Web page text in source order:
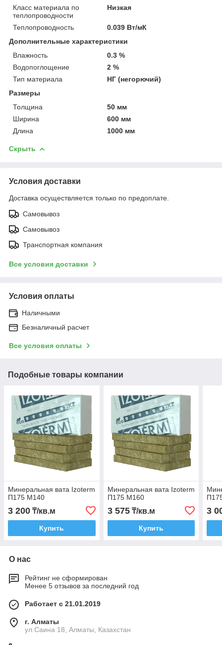
Класс материала по
теплопроводности
Низкая
Теплопроводность
0.039 Вт/мК
Дополнительные характеристики
Влажность
0.3 %
Водопоглощение
2 %
Тип материала
НГ (негорючий)
Размеры
Толщина
50 мм
Ширина
600 мм
Длина
1000 мм
Скрыть
Условия доставки
Доставка осуществляется только по предоплате.
Самовывоз
Самовывоз
Транспортная компания
Все условия доставки
Условия оплаты
Наличными
Безналичный расчет
Все условия оплаты
Подобные товары компании
Минеральная вата Izoterm
П175 М140
3 200 ₸/кв.м
Купить
Минеральная вата Izoterm
П175 М160
3 575₸/кв.м
Купить
3
О нас
Рейтинг не сформирован
Менее 5 отзывов за последний год
Работает с 21.01.2019
г. Алматы
ул.Саина 18, Алматы, Казахстан